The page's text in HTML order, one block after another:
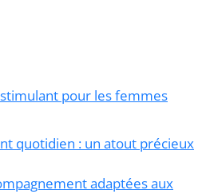
pour les femmes
quotidien : un atout précieux
adaptées aux